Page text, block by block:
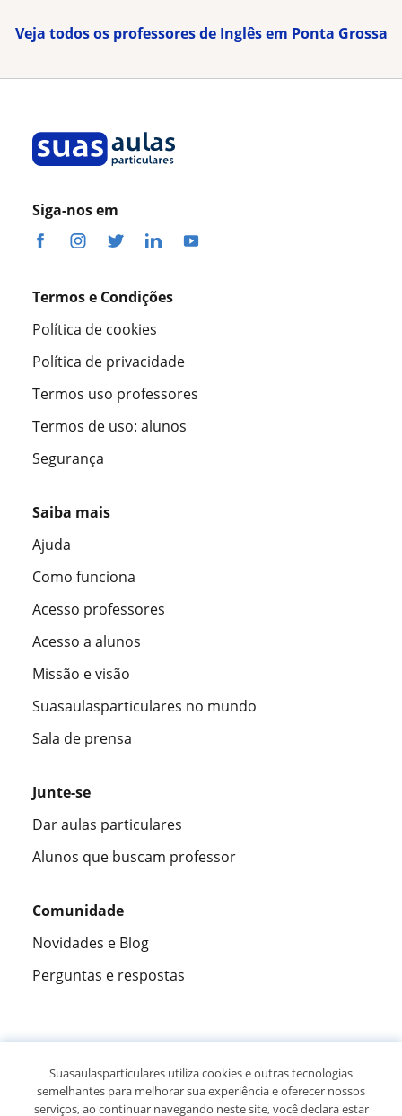
Veja todos os professores de Inglês em Ponta Grossa
Siga-nos em
Termos e Condições
Política de cookies
Política de privacidade
Termos uso professores
Termos de uso: alunos
Segurança
Saiba mais
Ajuda
Como funciona
Acesso professores
Acesso a alunos
Missão e visão
Suasaulasparticulares no mundo
Sala de prensa
Junte-se
Dar aulas particulares
Alunos que buscam professor
Comunidade
Novidades e Blog
Perguntas e respostas
305883opiniões de alunos
Suasaulasparticulares utiliza cookies e outras tecnologias
semelhantes para melhorar sua experiência e oferecer nossos
serviços, ao continuar navegando neste site, você declara estar